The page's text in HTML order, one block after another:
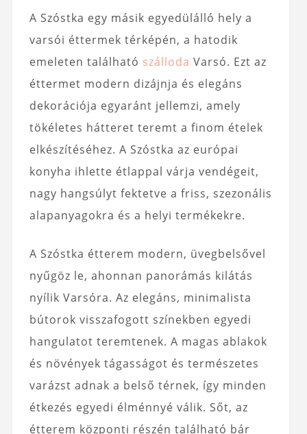
A Szóstka egy másik egyedülálló hely a
varsói éttermek térképén, a hatodik
emeleten található szálloda Varsó. Ezt az
éttermet modern dizájnja és elegáns
dekorációja egyaránt jellemzi, amely
tökéletes hátteret teremt a finom ételek
elkészítéséhez. A Szóstka az európai
konyha ihlette étlappal várja vendégeit,
nagy hangsúlyt fektetve a friss, szezonális
alapanyagokra és a helyi termékekre.
A Szóstka étterem modern, üvegbelsővel
nyűgöz le, ahonnan panorámás kilátás
nyílik Varsóra. Az elegáns, minimalista
bútorok visszafogott színekben egyedi
hangulatot teremtenek. A magas ablakok
és növények tágasságot és természetes
varázst adnak a belső térnek, így minden
étkezés egyedi élménnyé válik. Sőt, az
étterem központi részén található bár